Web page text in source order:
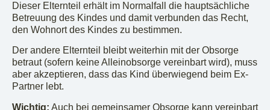
Dieser Elternteil erhält im Normalfall die hauptsächliche
Betreuung des Kindes und damit verbunden das Recht,
den Wohnort des Kindes zu bestimmen.
Der andere Elternteil bleibt weiterhin mit der Obsorge
betraut (sofern keine Alleinobsorge vereinbart wird), muss
aber akzeptieren, dass das Kind überwiegend beim Ex-
Partner lebt.
Wichtig: Auch bei gemeinsamer Obsorge kann vereinbart